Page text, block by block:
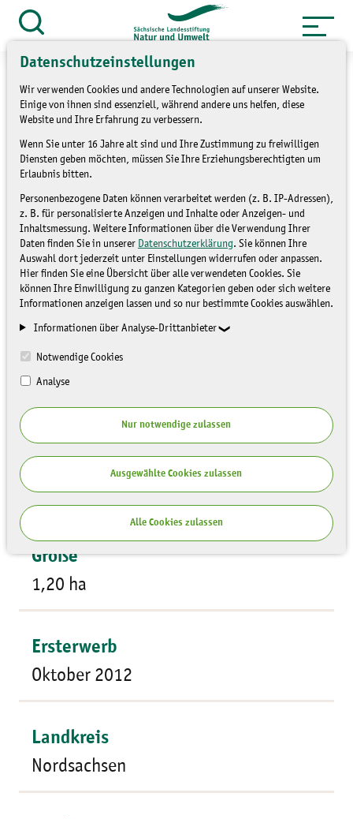
Datenschutzeinstellungen
Wir verwenden Cookies und andere Technologien auf unserer Website.
Einige von ihnen sind essenziell, während andere uns helfen, diese
Website und Ihre Erfahrung zu verbessern.
Wenn Sie unter 16 Jahre alt sind und Ihre Zustimmung zu freiwilligen
Diensten geben möchten, müssen Sie Ihre Erziehungsberechtigten um
Erlaubnis bitten.
Personenbezogene Daten können verarbeitet werden (z. B. IP-Adressen),
z. B. für personalisierte Anzeigen und Inhalte oder Anzeigen- und
Inhaltsmessung. Weitere Informationen über die Verwendung Ihrer
Daten finden Sie in unserer Datenschutzerklärung. Sie können Ihre
Auswahl dort jederzeit unter Einstellungen widerrufen oder anpassen.
Hier finden Sie eine Übersicht über alle verwendeten Cookies. Sie
können Ihre Einwilligung zu ganzen Kategorien geben oder sich weitere
Informationen anzeigen lassen und so nur bestimmte Cookies auswählen.
Informationen über Analyse-Drittanbieter
Notwendige Cookies
Analyse
Nur notwendige zulassen
Ausgewählte Cookies zulassen
Alle Cookies zulassen
Zum
Inhalt
springen
Suche
öffnen
Themen » Natur und Landschaft
» Übersicht LaNU-Flächen
Groitzsch Auwald
Flächentyp
Wald
Größe
1,20 ha
Ersterwerb
Oktober 2012
Landkreis
Nordsachsen